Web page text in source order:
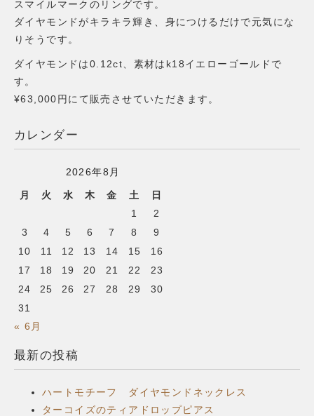
スマイルマークのリングです。
ダイヤモンドがキラキラ輝き、身につけるだけで元気にな
りそうです。
ダイヤモンドは0.12ct、素材はk18イエローゴールドで
す。
¥63,000円にて販売させていただきます。
カレンダー
2026年8月
月 火 水 木 金 土 日
« 6月
1
2
3
4 5 6 7 8
9
10
11 12 13 14 15
16
17
18 19 20 21 22
23
24
25 26 27 28 29
30
31
最新の投稿
ハートモチーフ ダイヤモンドネックレス
ターコイズのティアドロップピアス